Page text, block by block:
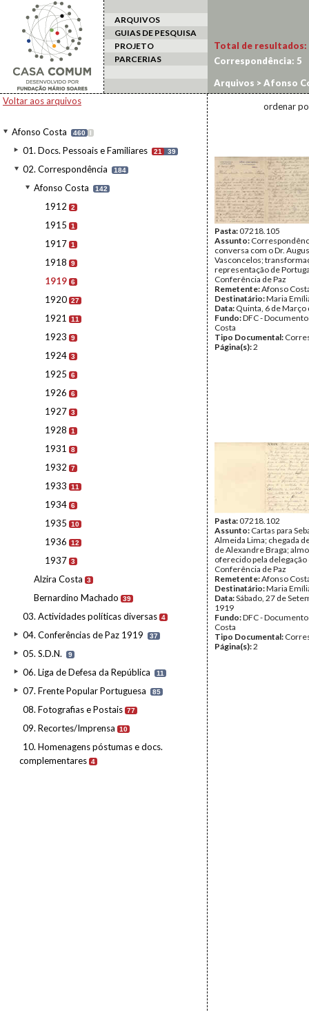
ARQUIVOS
GUIAS DE PESQUISA
PROJETO
PARCERIAS
Voltar aos arquivos
Afonso Costa 460 I
01. Docs. Pessoais e Familiares 21 39
02. Correspondência 184
Afonso Costa 142
1912 2
1915 1
1917 1
1918 9
1919 6
1920 27
1921 11
1923 9
1924 3
1925 6
1926 6
1927 3
1928 1
1931 8
1932 7
1933 11
1934 6
1935 10
1936 12
1937 3
Alzira Costa 3
Bernardino Machado 39
03. Actividades políticas diversas 4
04. Conferências de Paz 1919 37
05. S.D.N. 9
06. Liga de Defesa da República 11
07. Frente Popular Portuguesa 85
08. Fotografias e Postais 77
09. Recortes/Imprensa 10
10. Homenagens póstumas e docs.
complementares 4
Total de resultados:
Correspondência: 5
Arquivos >Afonso
ordenar
Pasta:07218.105
Assunto:
conversa com o Dr.
Vasconcelos;
representação de
Conferência de Paz
Remetente:Afonso
Destinatário:Maria
Data: Quinta, 6 de Março
Fundo:DFC -
Costa
Tipo Documental:
Página(s):2
Pasta:07218.102
Assunto: Cartas para
Almeida Lima; chegada
de Alexandre Braga;
oferecido pela delegação
Conferência de Paz
Remetente:Afonso
Destinatário:Maria
Data:Sábado, 27 de
1919
Fundo:DFC -
Costa
Tipo Documental:
Página(s):2